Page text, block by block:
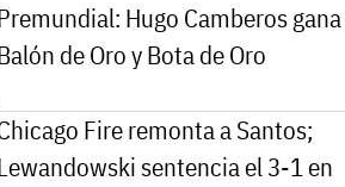
Hugo Camberos gana
de Oro y Bota de Oro
Fire remonta a Santos;
sentencia el 3-1 en